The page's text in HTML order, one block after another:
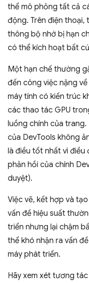
thể mô phỏng tất cả
động. Trên điện thoại,
thông bộ nhớ bị hạn
có thể kích hoạt bất
Một hạn chế thường
đến công việc nặng
máy tính có kiến trúc
các thao tác GPU
luồng chính của
của DevTools không
là điều tốt nhất vì điều
phản hồi của chính
duyệt).
Việc vẽ, kết hợp và
vấn đề hiệu suất
triển nhưng lại chậm
thể khó nhận ra vấn
máy phát triển.
Hãy xem xét tương